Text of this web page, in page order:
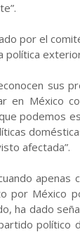
por el
política
sus
en México
podemos
afectada”.
apenas
por México
ha dado
político